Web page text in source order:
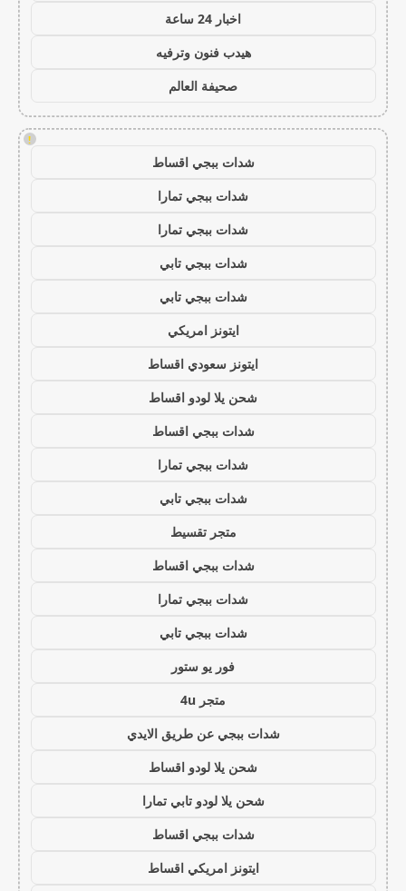
اخبار 24 ساعة
هيدب فنون وترفيه
صحيفة العالم
!
شدات ببجي اقساط
شدات ببجي تمارا
شدات ببجي تمارا
شدات ببجي تابي
شدات ببجي تابي
ايتونز امريكي
ايتونز سعودي اقساط
شحن يلا لودو اقساط
شدات ببجي اقساط
شدات ببجي تمارا
شدات ببجي تابي
متجر تقسيط
شدات ببجي اقساط
شدات ببجي تمارا
شدات ببجي تابي
فور يو ستور
متجر 4u
شدات ببجي عن طريق الايدي
شحن يلا لودو اقساط
شحن يلا لودو تابي تمارا
شدات ببجي اقساط
ايتونز امريكي اقساط